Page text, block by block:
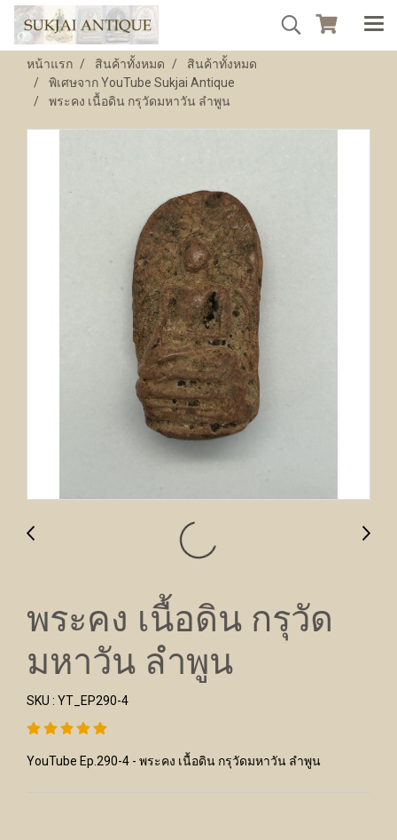
หน้าแรก สินค้าทั้งหมด
สินค้าทั้งหมด
พิเศษจาก YouTube Sukjai Antique
พระคง เนื้อดิน กรุวัดมหาวัน ลำพูน
พระคง เนื้อดิน กรุวัด
มหาวัน ลำพูน
SKU : YT_EP290-4
YouTube Ep.290-4 - พระคง เนื้อดิน กรุวัดมหาวัน ลำพูน